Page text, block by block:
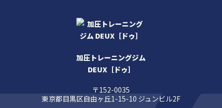
加圧トレーニングジム
DEUX［ドゥ］
〒152-0035
東京都目黒区自由ヶ丘1-15-10 ジュンビル2F